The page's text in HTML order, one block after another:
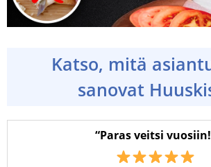
Katso, mitä
sanovat
“Paras veitsi